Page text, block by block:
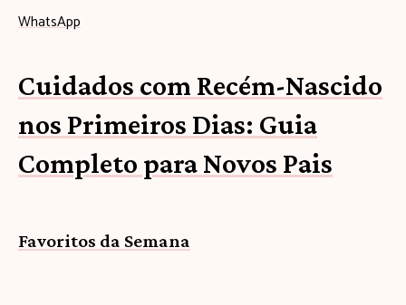
WhatsApp
Cuidados com Recém-Nascido
nos Primeiros Dias: Guia
Completo para Novos Pais
Favoritos da Semana